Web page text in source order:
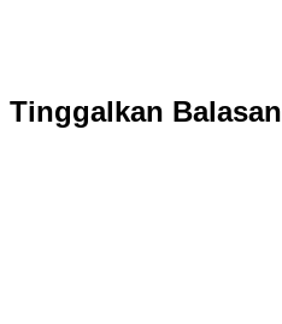
Tinggalkan Balasan